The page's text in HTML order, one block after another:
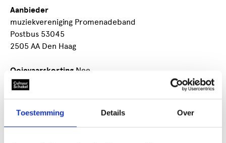
Toestemming Details Over
welkom. En onze statuten en huishoudelijke reglement
aanvaarden
Aanbieder
muziekvereniging Promenadeband
Postbus 53045
2505 AA Den Haag
Ooievaarskorting Nee